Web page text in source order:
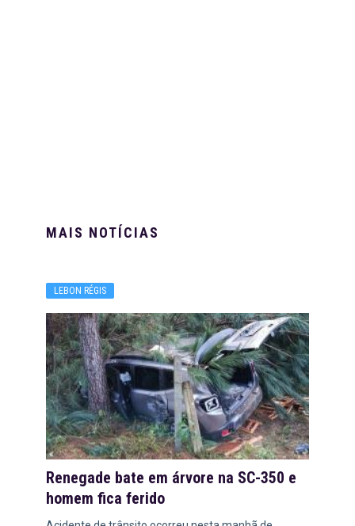
MAIS NOTÍCIAS
LEBON RÉGIS
Renegade bate em árvore na SC-350 e
homem fica ferido